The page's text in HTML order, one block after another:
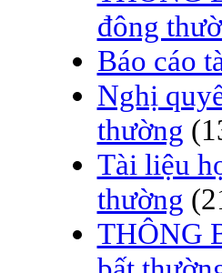
đông
Báo cáo
Nghị
thường
Tài liệu
thường
THÔNG